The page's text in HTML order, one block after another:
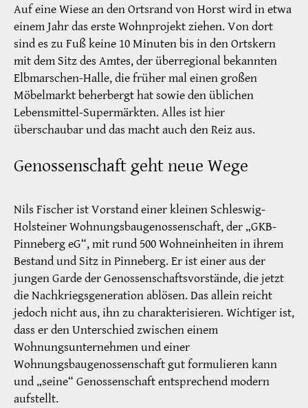
Auf eine Wiese an den Ortsrand von Horst wird in etwa
einem Jahr das erste Wohnprojekt ziehen. Von dort
sind es zu Fuß keine 10 Minuten bis in den Ortskern
mit dem Sitz des Amtes, der überregional bekannten
Elbmarschen-Halle, die früher mal einen großen
Möbelmarkt beherbergt hat sowie den üblichen
Lebensmittel-Supermärkten. Alles ist hier
überschaubar und das macht auch den Reiz aus.
Genossenschaft geht neue Wege
Nils Fischer ist Vorstand einer kleinen Schleswig-
Holsteiner Wohnungsbaugenossenschaft, der „GKB-
Pinneberg eG“, mit rund 500 Wohneinheiten in ihrem
Bestand und Sitz in Pinneberg. Er ist einer aus der
jungen Garde der Genossenschaftsvorstände, die jetzt
die Nachkriegsgeneration ablösen. Das allein reicht
jedoch nicht aus, ihn zu charakterisieren. Wichtiger ist,
dass er den Unterschied zwischen einem
Wohnungsunternehmen und einer
Wohnungsbaugenossenschaft gut formulieren kann
und „seine“ Genossenschaft entsprechend modern
aufstellt.